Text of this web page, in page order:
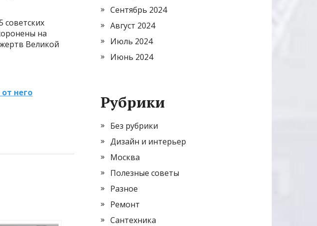
советских
на
Великой
него
Сентябрь 2024
Август 2024
Июль 2024
Июнь 2024
Рубрики
Без рубрики
Дизайн и интерьер
Москва
Полезные советы
Разное
Ремонт
Сантехника